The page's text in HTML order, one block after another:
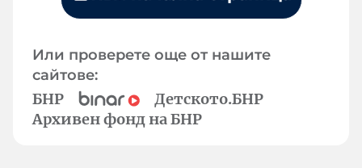
Или проверете още от нашите
сайтове:
БНР
Детското.БНР
Архивен фонд на БНР